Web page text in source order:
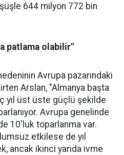
644 milyon 772 bin
patlama olabilir"
Avrupa pazarındaki
Arslan, "Almanya başta
yıl üst üste güçlü şe­kilde
Avrupa genelinde
10'luk toparlanma var.
etkilese de yıl
ancak ikinci yarıda ivme